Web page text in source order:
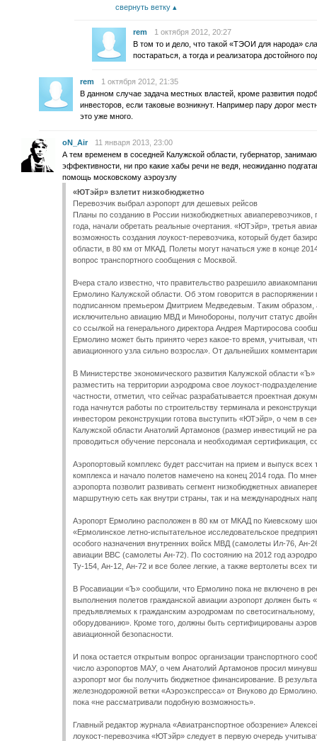
свернуть ветку
rem
1 октября 2012, 20:27
В том то и дело, что такой «ТЭОИ для народа»
постараться, а тогда и реализатора достойного
rem
1 октября 2012, 21:35
В данном случае задача местных властей, кроме развития
инвесторов, если таковые возникнут. Например пару дорог
это уже много.
oN_Air
11 января 2013, 23:00
А тем временем в соседней Калужской области, губернатор,
эффективности, ни про какие хабы речи не ведя, неожиданно
помощь московскому аэроузлу
«ЮТэйр» взлетит низкобюджетно
Перевозчик выбрал аэропорт для дешевых рейсов
Планы по созданию в России низкобюджетных
года, начали обретать реальные очертания. «ЮТэйр», третья
возможность создания лоукост-перевозчика, который будет
области, в 80 км от МКАД. Полеты могут начаться уже в конце
вопрос транспортного сообщения с Москвой.
Вчера стало известно, что правительство разрешило
Ермолино Калужской области. Об этом говорится в распоряжении
подписанном премьером Дмитрием Медведевым. Таким образом,
исключительно авиацию МВД и Минобороны, получит статус
со ссылкой на генерального директора Андрея Мартиросова
Ермолино может быть принято через какое-то время, учитывая,
авиационного узла сильно возросла». От дальнейших
В Министерстве экономического развития Калужской области
разместить на территории аэродрома свое лоукост-
частности, отметил, что сейчас разрабатывается проектная
года начнутся работы по строительству терминала и
инвестором реконструкции готова выступить «ЮТэйр», о чем в
Калужской области Анатолий Артамонов (размер инвестиций не
проводиться обучение персонала и необходимая сертификация,
Аэропортовый комплекс будет рассчитан на прием и выпуск
комплекса и начало полетов намечено на конец 2014 года. По
аэропорта позволит развивать сегмент низкобюджетных
маршрутную сеть как внутри страны, так и на международных
Аэропорт Ермолино расположен в 80 км от МКАД по Киевскому
«Ермолинское летно-испытательное исследовательское
особого назначения внутренних войск МВД (самолеты Ил-76, Ан-
авиации ВВС (самолеты Ан-72). По состоянию на 2012 год
Ту-154, Ан-12, Ан-72 и все более легкие, а также вертолеты всех
В Росавиации «Ъ» сообщили, что Ермолино пока не включено в
выполнения полетов гражданской авиации аэропорт должен быть
предъявляемых к гражданским аэродромам по
оборудованию». Кроме того, должны быть сертифицированы
авиационной безопасности.
И пока остается открытым вопрос организации транспортного
число аэропортов МАУ, о чем Анатолий Артамонов просил
аэропорт мог бы получить бюджетное финансирование. В
железнодорожной ветки «Аэроэкспресса» от Внуково до
пока «не рассматривали подобную возможность».
Главный редактор журнала «Авиатранспортное обозрение»
лоукост-перевозчика «ЮТэйр» следует в первую очередь